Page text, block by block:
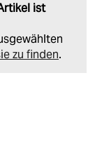
ist
zu finden.